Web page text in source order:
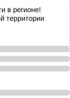
в регионе!
территории